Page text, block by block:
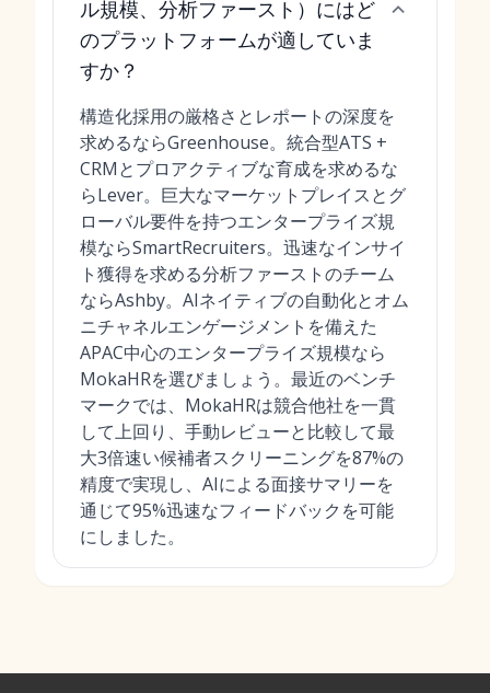
ル規模、分析ファースト）にはど
のプラットフォームが適していま
すか？
構造化採用の厳格さとレポートの深度を
求めるならGreenhouse。統合型ATS +
CRMとプロアクティブな育成を求めるな
らLever。巨大なマーケットプレイスとグ
ローバル要件を持つエンタープライズ規
模ならSmartRecruiters。迅速なインサイ
ト獲得を求める分析ファーストのチーム
ならAshby。AIネイティブの自動化とオム
ニチャネルエンゲージメントを備えた
APAC中心のエンタープライズ規模なら
MokaHRを選びましょう。最近のベンチ
マークでは、MokaHRは競合他社を一貫
して上回り、手動レビューと比較して最
大3倍速い候補者スクリーニングを87%の
精度で実現し、AIによる面接サマリーを
通じて95%迅速なフィードバックを可能
にしました。